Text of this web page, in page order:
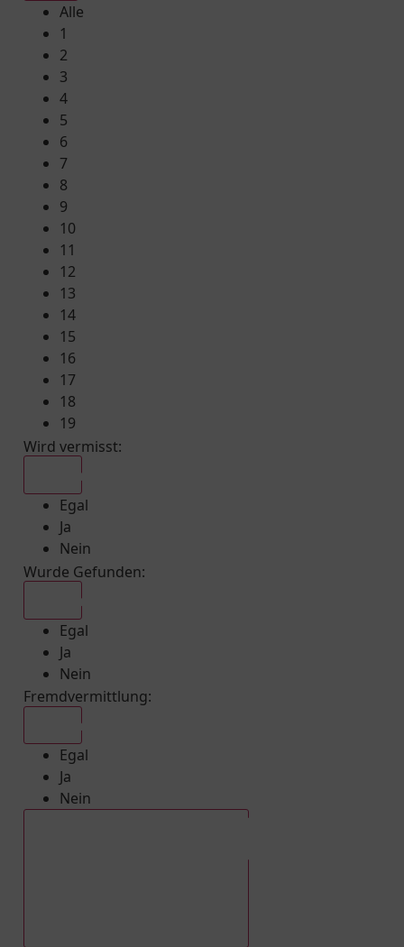
Alle
1
2
3
4
5
6
7
8
9
10
11
12
13
14
15
16
17
18
19
Wird vermisst:
Egal
Ja
Nein
Wurde Gefunden:
Egal
Ja
Nein
Fremdvermittlung:
Egal
Ja
Nein